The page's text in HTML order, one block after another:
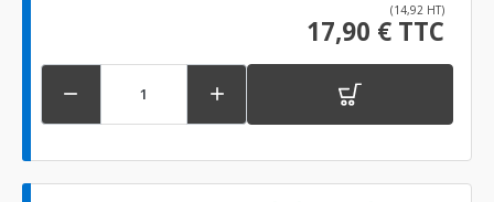
(14,92 HT)
17,90 € TTC
 